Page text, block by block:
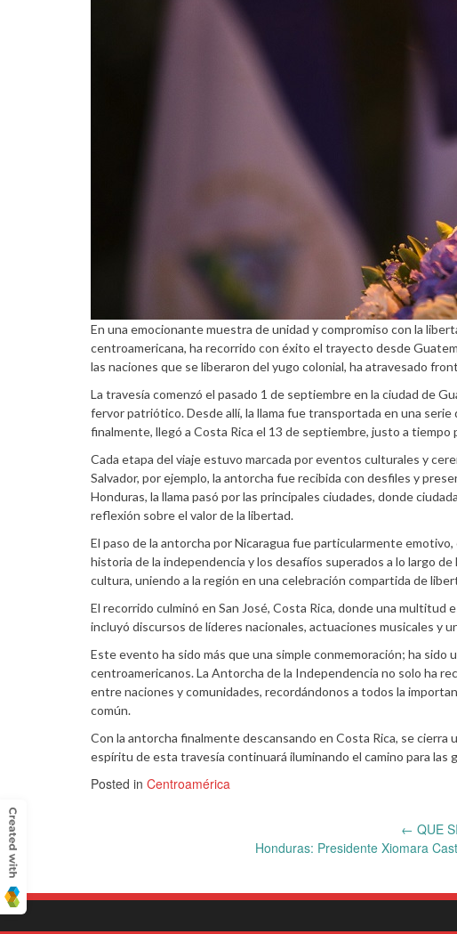
En una emocionante muestra de unidad y compromiso con la
centroamericana, ha recorrido con éxito el trayecto desde
las naciones que se liberaron del yugo colonial, ha atravesado
La travesía comenzó el pasado 1 de septiembre en la ciudad de
fervor patriótico. Desde allí, la llama fue transportada en una serie
finalmente, llegó a Costa Rica el 13 de septiembre, justo a
Cada etapa del viaje estuvo marcada por eventos culturales y
Salvador, por ejemplo, la antorcha fue recibida con desfiles y
Honduras, la llama pasó por las principales ciudades, donde
reflexión sobre el valor de la libertad.
El paso de la antorcha por Nicaragua fue particularmente
historia de la independencia y los desafíos superados a lo largo
cultura, uniendo a la región en una celebración compartida de
El recorrido culminó en San José, Costa Rica, donde una multitud
incluyó discursos de líderes nacionales, actuaciones musicales y
Este evento ha sido más que una simple conmemoración; ha sido
centroamericanos. La Antorcha de la Independencia no solo ha
entre naciones y comunidades, recordándonos a todos la
común.
Con la antorcha finalmente descansando en Costa Rica, se
espíritu de esta travesía continuará iluminando el camino para
Posted in Centroamérica
← QUE
Honduras: Presidente Xiomara